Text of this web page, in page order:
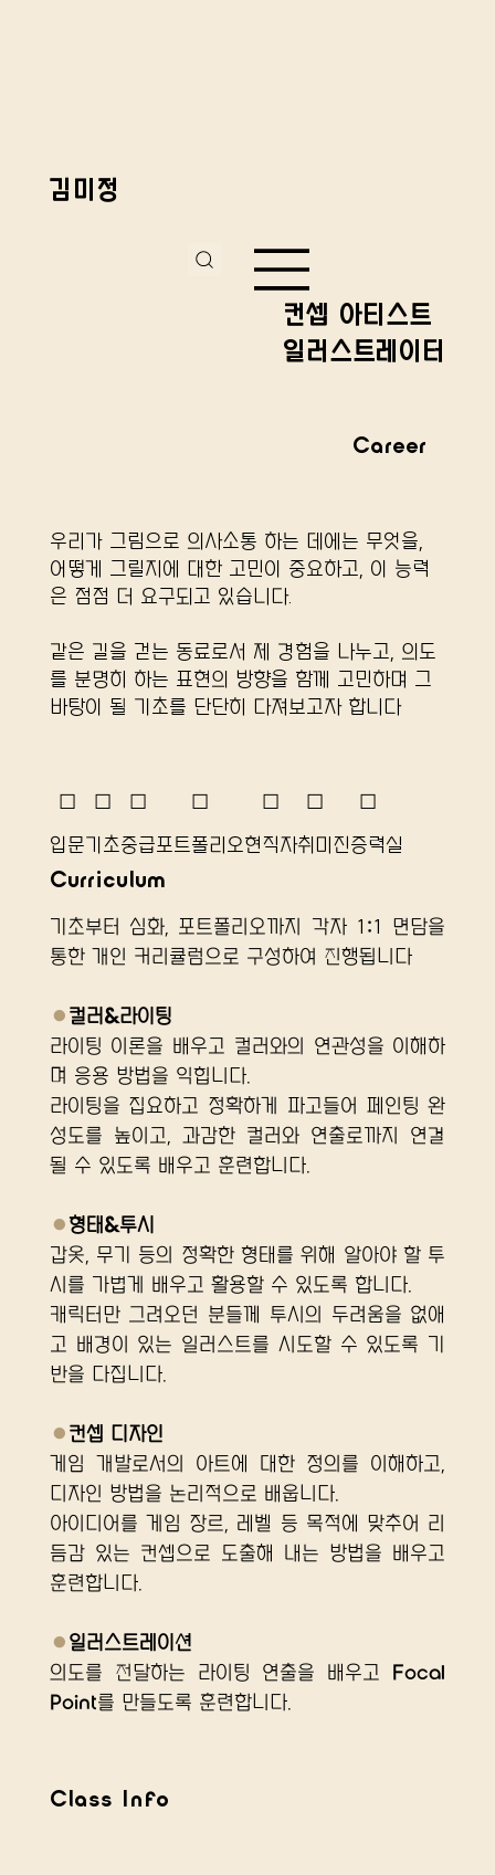
김미정
우리가 그림으로 의사소통 하는 데에는 무엇을,
어떻게 그릴지에 대한 고민이 중요하고, 이 능력
은 점점 더 요구되고 있습니다.
같은 길을 걷는 동료로서 제 경험을 나누고, 의도
를 분명히 하는 표현의 방향을 함께 고민하며 그
바탕이 될 기초를 단단히 다져보고자 합니다
☐
입문
☐
기초
☐
중급
☐
포트폴리오
☐
​현직자
☐
취미
☐
​진증력실
Curriculum
기초부터 심화, 포트폴리오까지 각자 1:1 면담을
통한 개인 커리큘럼으로 구성하여 진행됩니다
● 컬러&라이팅
라이팅 이론을 배우고 컬러와의 연관성을 이해하
며 응용 방법을 익힙니다.
라이팅을 집요하고 정확하게 파고들어 페인팅 완
성도를 높이고, 과감한 컬러와 연출로까지 연결
될 수 있도록 배우고 훈련합니다.
●형태&투시
갑옷, 무기 등의 정확한 형태를 위해 알아야 할 투
시를 가볍게 배우고 활용할 수 있도록 합니다.
캐릭터만 그려오던 분들께 투시의 두려움을 없애
고 배경이 있는 일러스트를 시도할 수 있도록 기
반을 다집니다.
● 컨셉 디자인
게임 개발로서의 아트에 대한 정의를 이해하고,
디자인 방법을 논리적으로 배웁니다.
아이디어를 게임 장르, 레벨 등 목적에 맞추어 리
듬감 있는 컨셉으로 도출해 내는 방법을 배우고
훈련합니다.
● 일러스트레이션
의도를 전달하는 라이팅 연출을 배우고 Focal
Point를 만들도록 훈련합니다.
컨셉 아티스트
일러스트레이터
Career
Class Info